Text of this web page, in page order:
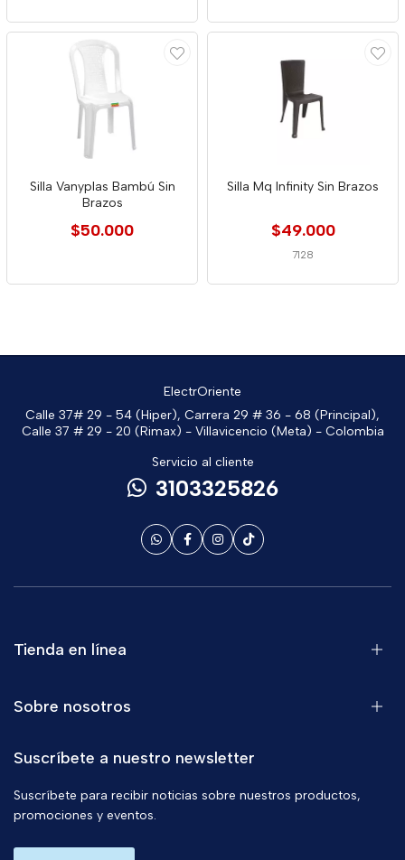
Silla Vanyplas Bambú Sin
Brazos
$50.000
Silla Mq Infinity Sin Brazos
$49.000
7128
ElectrOriente
Calle 37# 29 - 54 (Hiper), Carrera 29 # 36 - 68 (Principal),
Calle 37 # 29 - 20 (Rimax) - Villavicencio (Meta) - Colombia
Servicio al cliente
3103325826
Tienda en línea
Sobre nosotros
Suscríbete a nuestro newsletter
Suscríbete para recibir noticias sobre nuestros productos,
promociones y eventos.